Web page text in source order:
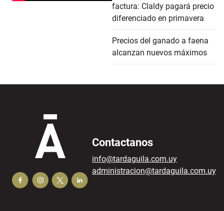
factura: Claldy pagará precio
diferenciado en primavera
Precios del ganado a faena
alcanzan nuevos máximos
Contactanos
info@tardaguila.com.uy
administracion@tardaguila.com.uy